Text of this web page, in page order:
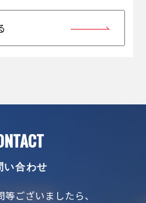
い合わせ
ございましたら、